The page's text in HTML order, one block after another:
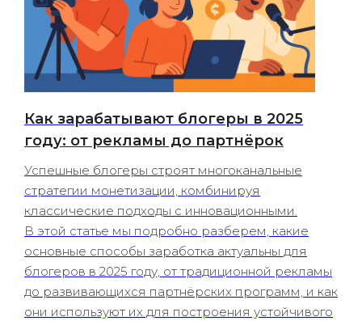
Как зарабатывают блогеры в 2025
году: от рекламы до партнёрок
Успешные блогеры строят многоканальные
стратегии монетизации, комбинируя
классические подходы с инновационными.
В этой статье мы подробно разберем, какие
основные способы заработка актуальны для
блогеров в 2025 году, от традиционной рекламы
до развивающихся партнёрских программ, и как
они используют их для построения устойчивого